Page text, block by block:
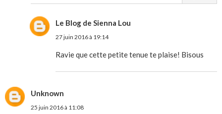
Le Blog de Sienna Lou
27 juin 2016 à 19:14
Ravie que cette petite tenue te plaise! Bisous
Unknown
25 juin 2016 à 11:08